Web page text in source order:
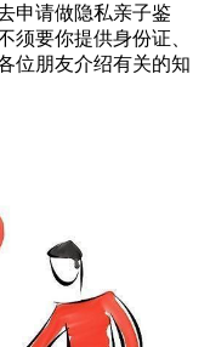
申请做隐私亲子鉴
须要你提供身份证、
位朋友介绍有关的知